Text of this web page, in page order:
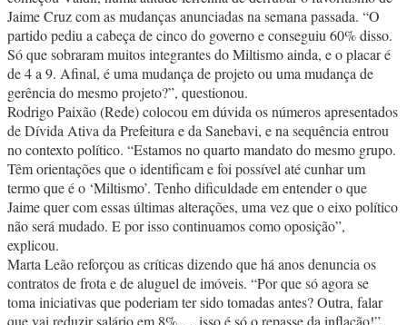
Jaime Cruz com as mudanças anunciadas na semana passada. “O
partido pediu a cabeça de cinco do governo e conseguiu 60% disso.
Só que sobraram muitos integrantes do Miltismo ainda, e o placar é
de 4 a 9. Afinal, é uma mudança de projeto ou uma mudança de
gerência do mesmo projeto?”, questionou.
Rodrigo Paixão (Rede) colocou em dúvida os números apresentados
de Dívida Ativa da Prefeitura e da Sanebavi, e na sequência entrou
no contexto político. “Estamos no quarto mandato do mesmo grupo.
Têm orientações que o identificam e foi possível até cunhar um
termo que é o ‘Miltismo’. Tenho dificuldade em entender o que
Jaime quer com essas últimas alterações, uma vez que o eixo político
não será mudado. E por isso continuamos como oposição”,
explicou.
Marta Leão reforçou as críticas dizendo que há anos denuncia os
contratos de frota e de aluguel de imóveis. “Por que só agora se
toma iniciativas que poderiam ter sido tomadas antes? Outra, falar
que vai reduzir salário em 8%…, isso é só o repasse da inflação!”,